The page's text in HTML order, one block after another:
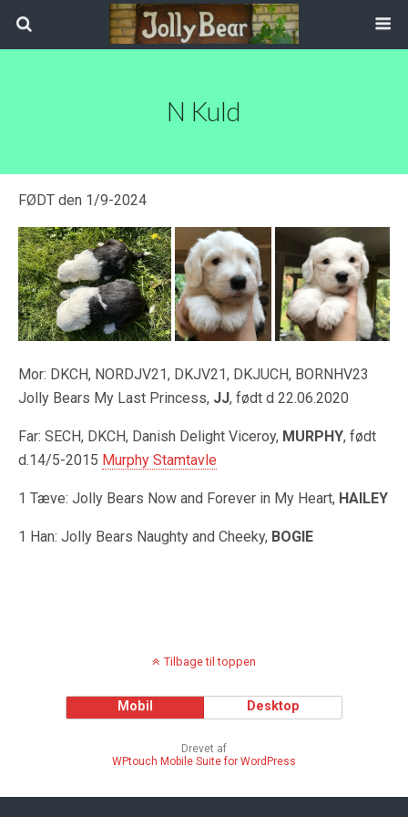
N Kuld
FØDT den 1/9-2024
Mor: DKCH, NORDJV21, DKJV21, DKJUCH, BORNHV23
Jolly Bears My Last Princess, JJ, født d 22.06.2020
Far: SECH, DKCH, Danish Delight Viceroy, MURPHY, født
d.14/5-2015 Murphy Stamtavle
1 Tæve: Jolly Bears Now and Forever in My Heart, HAILEY
1 Han: Jolly Bears Naughty and Cheeky, BOGIE
Tilbage til toppen
Mobil Desktop
Drevet af
WPtouch Mobile Suite for WordPress